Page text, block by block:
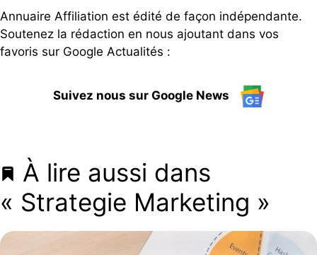
Annuaire Affiliation est édité de façon indépendante.
Soutenez la rédaction en nous ajoutant dans vos
favoris sur Google Actualités :
Suivez nous sur Google News
À lire aussi dans
« Strategie Marketing »